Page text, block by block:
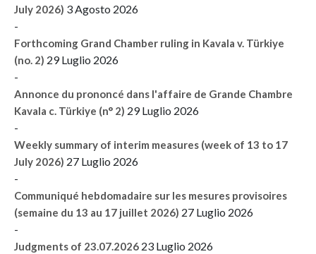
July 2026) 3 Agosto 2026
-
Forthcoming Grand Chamber ruling in Kavala v. Türkiye
(no. 2) 29 Luglio 2026
-
Annonce du prononcé dans l'affaire de Grande Chambre
Kavala c. Türkiye (n° 2) 29 Luglio 2026
-
Weekly summary of interim measures (week of 13 to 17
July 2026) 27 Luglio 2026
-
Communiqué hebdomadaire sur les mesures provisoires
(semaine du 13 au 17 juillet 2026) 27 Luglio 2026
-
Judgments of 23.07.2026 23 Luglio 2026